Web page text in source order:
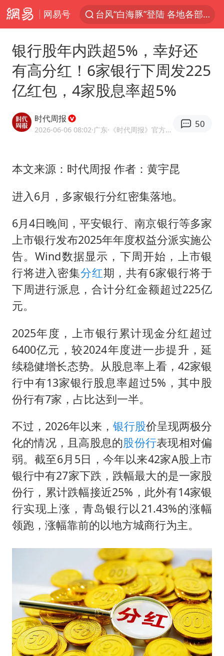
网易号
台风“白海豚”登陆 各地各部门全力应对
上海鼓励居家办公
部分银行上调存款利率
小沈阳加盟《披荆斩棘》
朱一龙的鼻子怎么了
国乒连续两站无缘冠军
4.2平卫生间补漏注胶花1.55万
周星驰妈妈现身香港首映礼
湖北启动重大气象灾害三级应急响应
大疆错失宇树
从科技创新看开局起步的时与势
银行股年内跌超5%，幸好还
有高分红！6家银行下周发225
亿红包，4家股息率超5%
时代周报
2026-06-06 08:02·广东 ·《时代周报》官方网易号
50
本文来源：时代周报 作者：黄宇昆
进入6月，多家银行分红密集落地。
6月4日晚间，平安银行、南京银行等多家
上市银行发布2025年年度权益分派实施公
告。Wind数据显示，下周开始，上市银
行将进入密集分红期，共有6家银行将于
下周进行派息，合计分红金额超过225亿
元。
2025年度，上市银行累计现金分红超过
6400亿元，较2024年度进一步提升，延
续稳健增长态势。从股息率上看，42家银
行中有13家银行股息率超过5%，其中股
份行有7家，占比达到一半。
不过，2026年以来， 银行股价呈现两极分
化的情况，且高股息的股份行表现相对偏
弱。截至6月5日，今年以来42家A股上市
银行中有27家下跌，跌幅最大的是一家股
份行，累计跌幅接近25%，此外有14家银
行实现上涨，青岛银行以21.43%的涨幅
领跑，涨幅靠前的以地方城商行为主。